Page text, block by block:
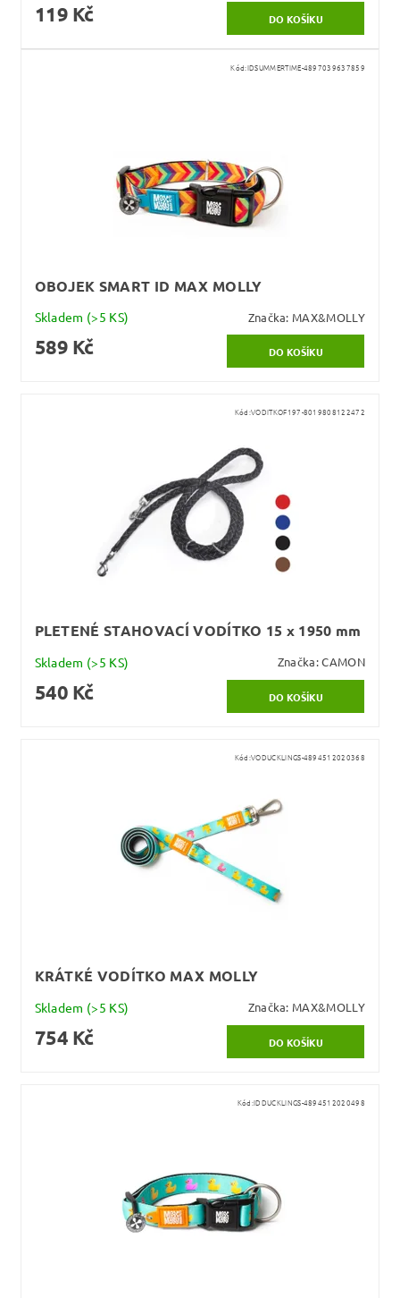
119 Kč
Kód:IDSUMMERTIME-4897039637859
OBOJEK SMART ID MAX MOLLY
Skladem (>5 KS) Značka: MAX&MOLLY
589 Kč
Kód:VODITKOF197-8019808122472
PLETENÉ STAHOVACÍ VODÍTKO 15 x 1950 mm
Skladem (>5 KS) Značka:CAMON
540 Kč
Kód:VODUCKLINGS-4894512020368
KRÁTKÉ VODÍTKO MAX MOLLY
Skladem (>5 KS) Značka: MAX&MOLLY
754 Kč
Kód:IDDUCKLINGS-4894512020498